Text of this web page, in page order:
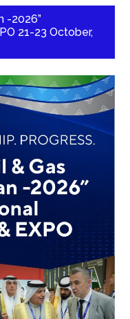
-2026”
21-23 October,